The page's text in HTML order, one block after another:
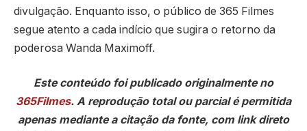
divulgação. Enquanto isso, o público de 365 Filmes
segue atento a cada indício que sugira o retorno da
poderosa Wanda Maximoff.
Este conteúdo foi publicado originalmente no
365Filmes. A reprodução total ou parcial é permitida
apenas mediante a citação da fonte, com link direto